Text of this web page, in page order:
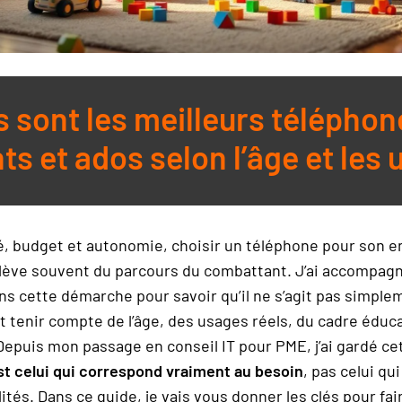
sont les meilleurs
et ados selon l’âge et les
budget et autonomie, choisir un téléphone pour son
souvent du parcours du combattant. J’ai
cette démarche pour savoir qu’il ne s’agit pas
tenir compte de l’âge, des usages réels, du cadre
mon passage en conseil IT pour PME, j’ai gardé
celui qui correspond vraiment au besoin, pas celui
Dans ce guide, je vais vous donner les clés pour